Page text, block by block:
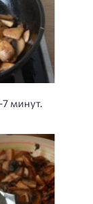
минут.